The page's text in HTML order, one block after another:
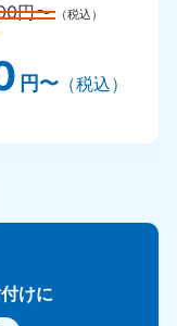
円〜 （税込）
円〜（税込）
けに